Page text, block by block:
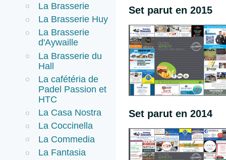
La Brasserie
La Brasserie Huy
La Brasserie
d'Aywaille
La Brasserie du
Hall
La cafétéria de
Padel Passion et
HTC
La Casa Nostra
La Coccinella
La Commedia
La Fantasia
Set parut en 2015
Set parut en 2014